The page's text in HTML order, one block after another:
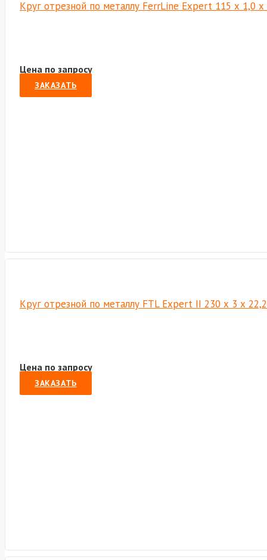
Круг отрезной по металлу FerrLine Expert 115 х 1,0
Цена по запросу
ЗАКАЗАТЬ
Круг отрезной по металлу FTL Expert II 230 х 3 х
Цена по запросу
ЗАКАЗАТЬ